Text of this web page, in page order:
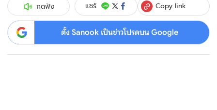
กดฟัง แชร์ Copy link
ตั้ง Sanook เป็นข่าวโปรดบน Google